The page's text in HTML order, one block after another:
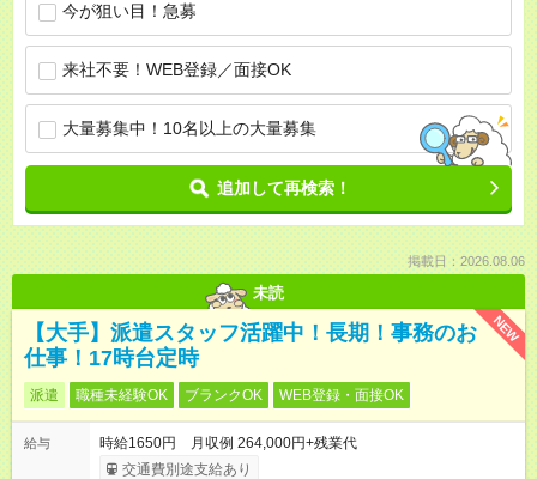
今が狙い目！急募
来社不要！WEB登録／面接OK
大量募集中！10名以上の大量募集
追加して再検索！
掲載日：2026.08.06
未読
NEW
【大手】派遣スタッフ活躍中！長期！事務のお
仕事！17時台定時
派遣 職種未経験OK ブランクOK WEB登録・面接OK
給与
時給1650円 月収例 264,000円+残業代
交通費別途支給あり